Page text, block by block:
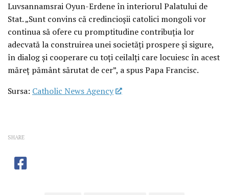
Luvsannamsrai Oyun-Erdene în interiorul Palatului de
Stat. „Sunt convins că credincioșii catolici mongoli vor
continua să ofere cu promptitudine contribuția lor
adecvată la construirea unei societăți prospere și sigure,
în dialog și cooperare cu toți ceilalți care locuiesc în acest
măreț pământ sărutat de cer”, a spus Papa Francisc.
Sursa: Catholic News Agency
SHARE